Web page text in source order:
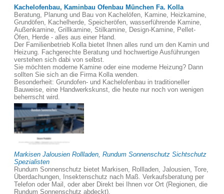
Kachelofenbau, Kaminbau Ofenbau München Fa. Kolla
Beratung, Planung und Bau von Kachelöfen, Kamine, Heizkamine,
Grundöfen, Kachelherde, Speicheröfen, wasserführende Kamine,
Außenkamine, Grillkamine, Stilkamine, Design-Kamine, Pellet-
Öfen, Herde - alles aus einer Hand.
Der Familienbetrieb Kolla bietet Ihnen alles rund um den Kamin und
Heizung. Fachgerechte Beratung und hochwertige Ausführungen
verstehen sich dabi von selbst.
Sie möchten moderne Kamine oder eine moderne Heizung? Dann
sollten Sie sich an die Firma Kolla wenden.
Besonderheit: Grundofen- und Kachelofenbau in traditioneller
Bauweise, eine Handwerkskunst, die heute nur noch von wenigen
beherrscht wird.
Markisen Jalousien Rollladen, Rundum Sonnenschutz Sichtschutz
Spezialisten
Rundum Sonnenschutz bietet Markisen, Rollladen, Jalousien, Tore,
Überdachungen, Insektenschutz nach Maß. Verkaufsberatung per
Telefon oder Mail, oder aber Direkt bei Ihnen vor Ort (Regionen, die
Rundum Sonnenschutz abdeckt).